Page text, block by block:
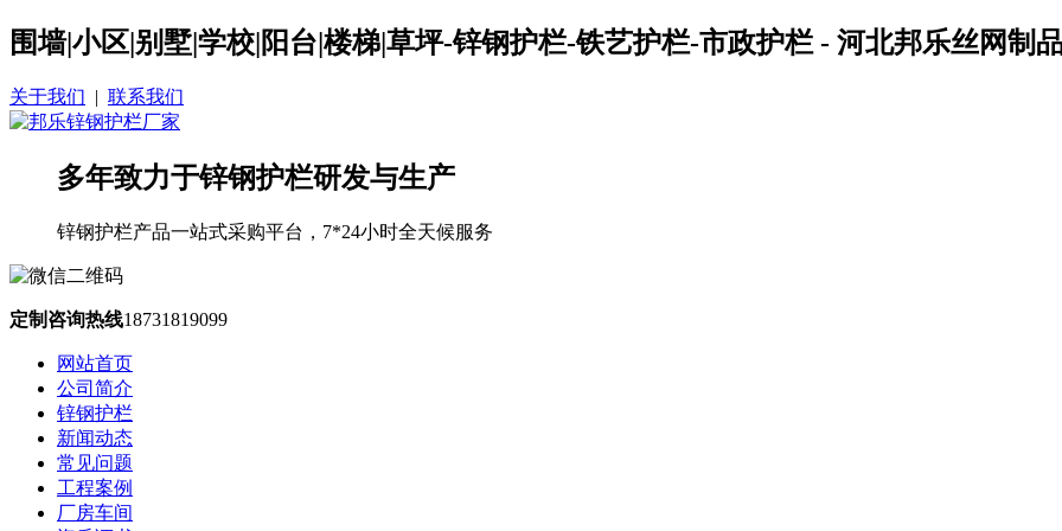
围墙|小区|别墅|学校|阳台|楼梯|草坪-锌钢护栏-铁艺护栏-市政护栏 - 河北邦乐丝网制
关于我们 | 联系我们
多年致力于锌钢护栏研发与生产
锌钢护栏产品一站式采购平台，7*24小时全天候服务
定制咨询热线18731819099
网站首页
公司简介
锌钢护栏
新闻动态
常见问题
工程案例
厂房车间